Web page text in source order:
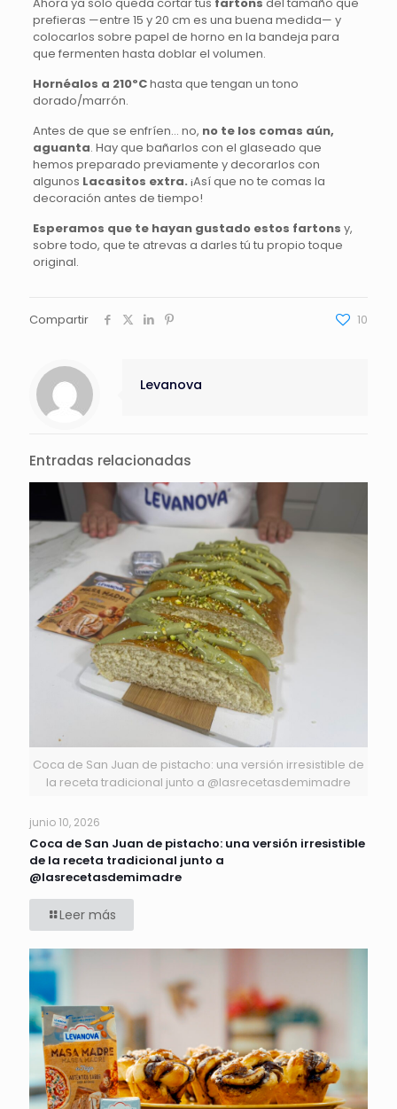
prefieras —entre 15 y 20 cm es una buena medida— y
colocarlos sobre papel de horno en la bandeja para
que fermenten hasta doblar el volumen.
Hornéalos a 210ºChasta que tengan un tono
dorado/marrón.
Antes de que se enfríen… no, no te los comas aún,
aguanta. Hay que bañarlos con el glaseado que
hemos preparado previamente y decorarlos con
algunos Lacasitos extra. ¡Así que no te comas la
decoración antes de tiempo!
Esperamos que te hayan gustado estos fartons y,
sobre todo, que te atrevas a darles tú tu propio toque
original.
Compartir 10
Levanova
Entradas relacionadas
Coca de San Juan de pistacho: una versión irresistible de
la receta tradicional junto a @lasrecetasdemimadre
junio 10, 2026
Coca de San Juan de pistacho: una versión irresistible
de la receta tradicional junto a
@lasrecetasdemimadre
Leer más